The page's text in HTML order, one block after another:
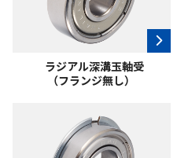
ラジアル深溝玉軸受
（フランジ無し）